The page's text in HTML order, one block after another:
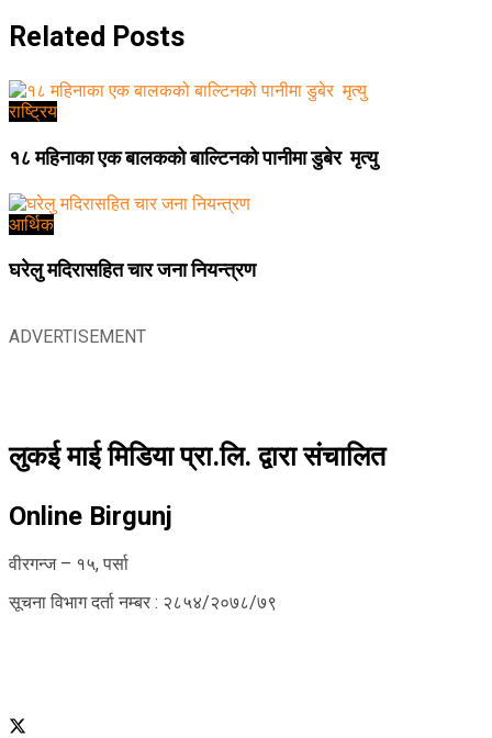
Related Posts
राष्ट्रिय
१८ महिनाका एक बालकको बाल्टिनको पानीमा डुबेर मृत्यु
आर्थिक
घरेलु मदिरासहित चार जना नियन्त्रण
ADVERTISEMENT
लुकई माई मिडिया प्रा.लि. द्वारा संचालित
Online Birgunj
वीरगन्ज – १५, पर्सा
सूचना विभाग दर्ता नम्बर : २८५४/२०७८/७९